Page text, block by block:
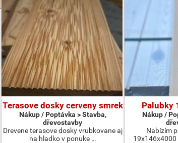
Terasove dosky cerveny smrek
Nákup / Poptávka > Stavba,
dřevostavby
Drevene terasove dosky vrubkovane aj
na hladko v ponuke …
Palubky
Nákup /
Nabízím
19x146x4000